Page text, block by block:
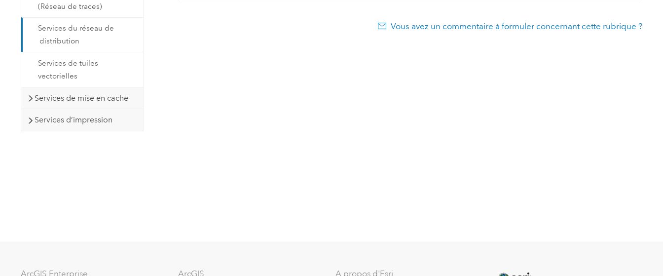
(Réseau de traces)
Services du réseau de
distribution
Services de tuiles
vectorielles
Services de mise en cache
Services d’impression
Vous avez un commentaire à formuler concernant cette rubrique ?
ArcGIS Enterprise ArcGIS A propos d'Esri